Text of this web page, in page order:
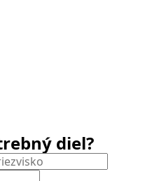
diel?